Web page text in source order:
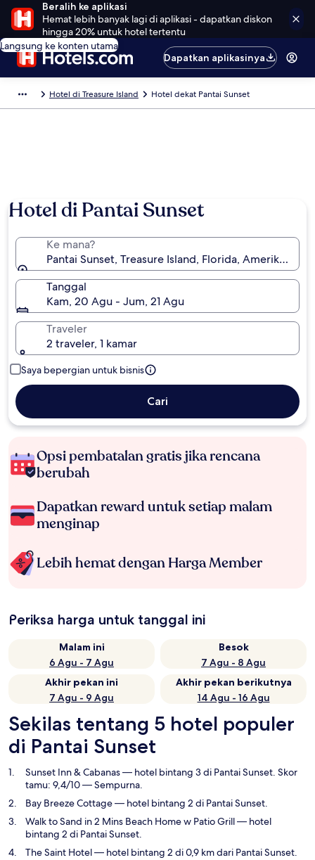
Beralih ke aplikasi
Hemat lebih banyak lagi di aplikasi - dapatkan diskon
hingga 20% untuk hotel tertentu
Langsung ke konten utama
Dapatkan aplikasinya
Hotel di Treasure Island Hotel dekat Pantai Sunset
Hotel di Pantai Sunset
Ke mana?
Pantai Sunset, Treasure Island, Florida, Amerika
Tanggal
Kam, 20 Agu - Jum, 21 Agu
Traveler
2 traveler, 1 kamar
Saya bepergian untuk bisnis
Cari
Opsi pembatalan gratis jika rencana
berubah
Dapatkan reward untuk setiap malam
menginap
Lebih hemat dengan Harga Member
Periksa harga untuk tanggal ini
Malam ini
6 Agu - 7 Agu
Besok
7 Agu - 8 Agu
Akhir pekan ini
7 Agu - 9 Agu
Akhir pekan berikutnya
14 Agu - 16 Agu
Sekilas tentang 5 hotel populer
di Pantai Sunset
Sunset Inn & Cabanas— hotel bintang 3 di Pantai Sunset. Skor
tamu: 9,4/10 — Sempurna.
Bay Breeze Cottage— hotel bintang 2 di Pantai Sunset.
Walk to Sand in 2 Mins Beach Home w Patio Grill— hotel
bintang 2 di Pantai Sunset.
The Saint Hotel— hotel bintang 2 di 0,9 km dari Pantai Sunset.